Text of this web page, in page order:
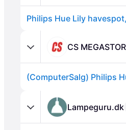
Philips Hue Lily
CS
Lampeguru.dk